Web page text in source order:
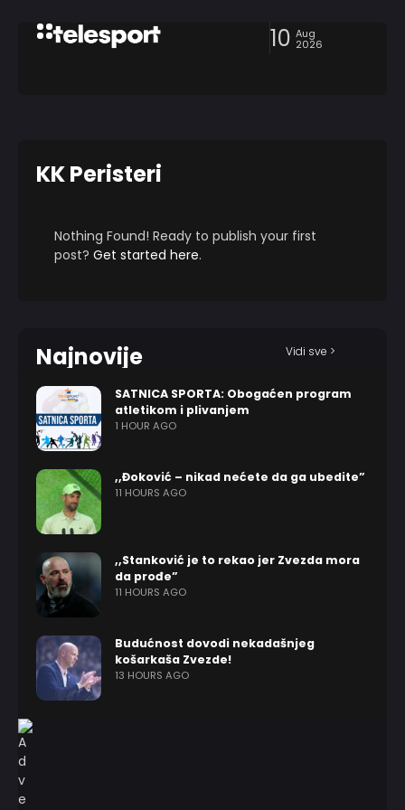
10 Aug
2026
KK Peristeri
Nothing Found! Ready to publish your first
post? Get started here.
Najnovije Vidi sve >
SATNICA SPORTA: Obogaćen program
atletikom i plivanjem
1 HOUR AGO
,,Đoković – nikad nećete da ga ubedite”
11 HOURS AGO
,,Stanković je to rekao jer Zvezda mora
da prođe”
11 HOURS AGO
Budućnost dovodi nekadašnjeg
košarkaša Zvezde!
13 HOURS AGO